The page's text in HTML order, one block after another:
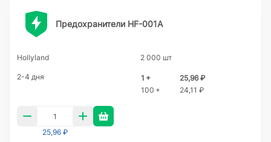
Предохранители HF-001A
Hollyland 2 000 шт
2-4 дня 1 +
25,96 ₽
100 +
24,11 ₽
25,96 ₽